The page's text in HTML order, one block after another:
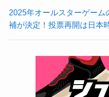
2025年オールスターゲー
補が決定！投票再開は日本